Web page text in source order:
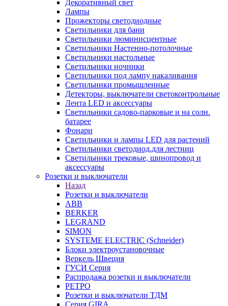
Декоративный свет
Лампы
Прожекторы светодиодные
Светильники для бани
Светильники люминисцентные
Светильники Настенно-потолочные
Светильники настольные
Светильники ночники
Светильники под лампу накаливания
Светильники промышленные
Детекторы, выключатели светоконтрольные
Лента LED и аксессуары
Светильники садово-парковые и на солн.
батарее
Фонари
Светильники и лампы LED для растений
Светильники светодиод.для лестниц
Светильники трековые, шинопровод и
аксессуары
Розетки и выключатели
Назад
Розетки и выключатели
ABB
BERKER
LEGRAND
SIMON
SYSTEME ELECTRIC (Schneider)
Блоки электроустановочные
Веркель Швеция
ГУСИ Серия
Распродажа розетки и выключатели
РЕТРО
Розетки и выключатели ТДМ